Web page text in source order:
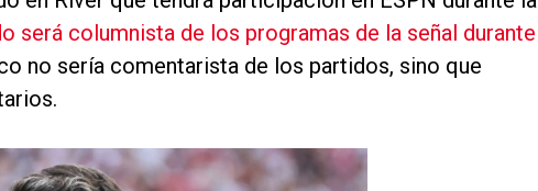
será columnista de los programas de la señal durante
no sería comentarista de los partidos, sino que